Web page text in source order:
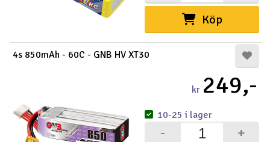
Köp
4s 850mAh - 60C - GNB HV XT30
kr 249,-
+
-
10-25 i lager